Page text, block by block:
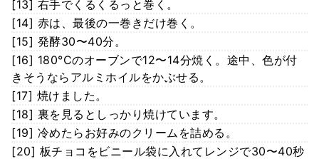
[13] 右手でくるくるっと巻く。
[14] 赤は、最後の一巻きだけ巻く。
[15] 発酵30〜40分。
[16] 180°Cのオーブンで12〜14分焼く。途中、色が付
きそうならアルミホイルをかぶせる。
[17] 焼けました。
[18] 裏を見るとしっかり焼けています。
[19] 冷めたらお好みのクリームを詰める。
[20] 板チョコをビニール袋に入れてレンジで30〜40秒